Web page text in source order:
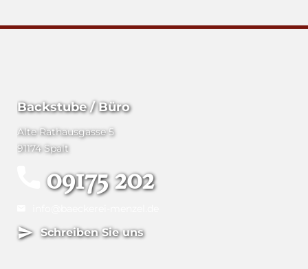
Backstube / Büro
Alte Rathausgasse 5
91174 Spalt
09175 202
Schreiben Sie uns